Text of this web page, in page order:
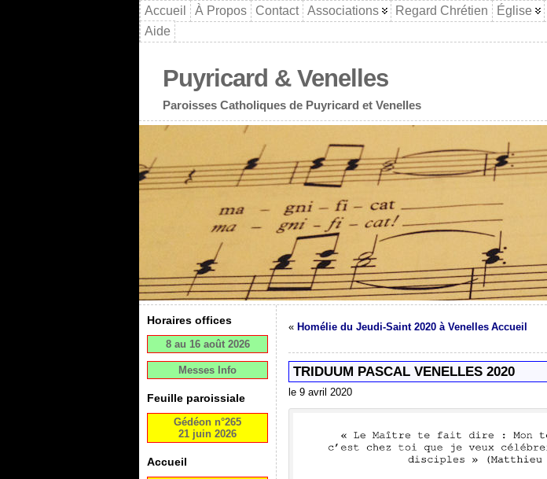
Accueil À Propos Contact Associations Regard Chrétien Église
Aide
Puyricard & Venelles
Paroisses Catholiques de Puyricard et Venelles
Horaires offices
8 au 16 août 2026
Messes Info
Feuille paroissiale
Gédéon n°265
21 juin 2026
Accueil
« Homélie du Jeudi-Saint 2020 à Venelles Accueil
TRIDUUM PASCAL VENELLES 2020
le 9 avril 2020